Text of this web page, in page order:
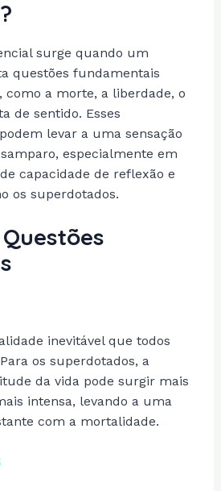
surge quando um
questões fundamentais
como a morte, a liberdade, o
de sentido. Esses
levar a uma sensação
especialmente em
capacidade de reflexão e
os superdotados.
inevitável que todos
os superdotados, a
da vida pode surgir mais
intensa, levando a uma
com a mortalidade.